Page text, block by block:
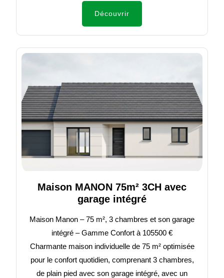
Découvrir
Maison MANON 75m² 3CH avec
garage intégré
Maison Manon – 75 m², 3 chambres et son garage
intégré – Gamme Confort à 105500 €
Charmante maison individuelle de 75 m² optimisée
pour le confort quotidien, comprenant 3 chambres,
de plain pied avec son garage intégré, avec un